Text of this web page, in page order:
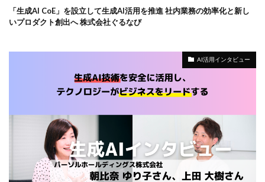
「生成AI CoE」を設立して生成AI活用を推進 社内業務の効率化と新し
いプロダクト創出へ 株式会社ぐるなび
AI活用インタビュー